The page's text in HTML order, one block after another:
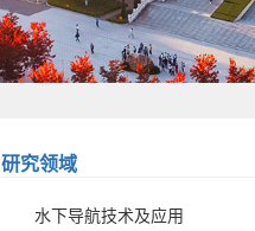
研究领域
水下导航技术及应用